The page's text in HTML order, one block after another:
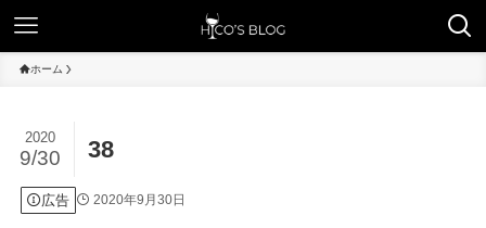
ホーム
38
2020
9/30
広告 2020年9月30日